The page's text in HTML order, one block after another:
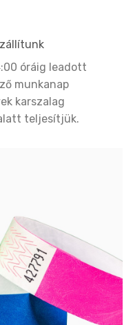
óráig leadott
munkanap
karszalag
teljesítjük.